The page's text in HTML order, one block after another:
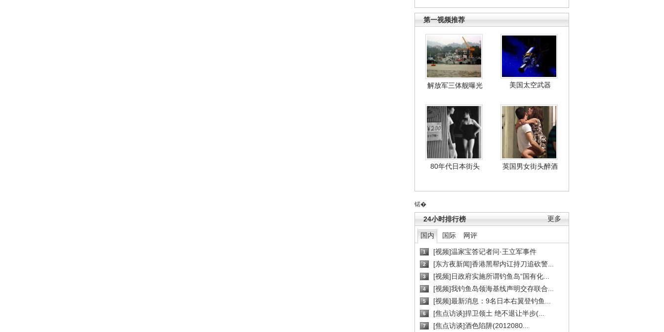
第一视频推荐
解放军三体舰曝光 美国太空武器
80年代日本街头 英国男女街头醉酒
锘�
更多
24小时排行榜
国内 国际 网评
1 [视频]温家宝答记者问·王立军事件
2 [东方夜新闻]香港黑帮内讧持刀追砍警...
3 [视频]日政府实施所谓钓鱼岛“国有化...
4 [视频]我钓鱼岛领海基线声明交存联合...
5 [视频]最新消息：9名日本右翼登钓鱼...
6 [焦点访谈]捍卫领土 绝不退让半步(...
7 [焦点访谈]酒色陷阱(2012080...